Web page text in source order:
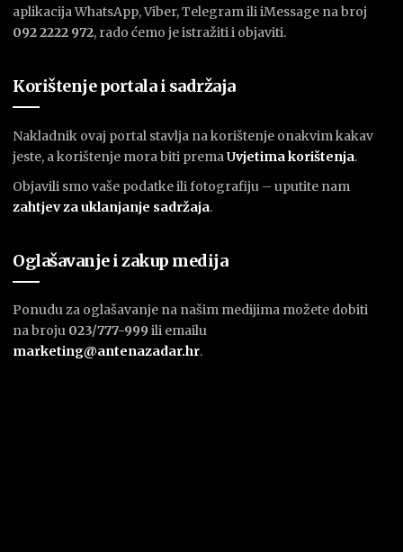
aplikacija WhatsApp, Viber, Telegram ili iMessage na broj
092 2222 972, rado ćemo je istražiti i objaviti.
Korištenje portala i sadržaja
Nakladnik ovaj portal stavlja na korištenje onakvim kakav
jeste, a korištenje mora biti premaUvjetima korištenja.
Objavili smo vaše podatke ili fotografiju – uputite nam
zahtjev za uklanjanje sadržaja.
Oglašavanje i zakup medija
Ponudu za oglašavanje na našim medijima možete dobiti
na broju 023/777-999 ili emailu
marketing@antenazadar.hr.